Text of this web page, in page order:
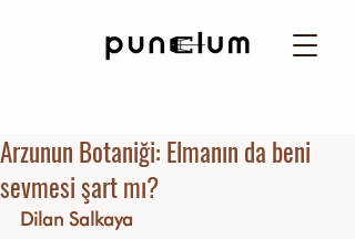
Arzunun Botaniği: Elmanın da beni
sevmesi şart mı?
Dilan Salkaya